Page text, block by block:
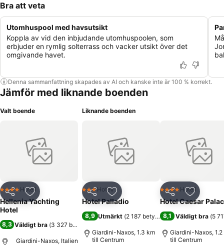
Bra att veta
Utomhuspool med havsutsikt
Koppla av vid den inbjudande utomhuspoolen, som
erbjuder en rymlig solterrass och vacker utsikt över det
omgivande havet.
Denna sammanfattning skapades av AI och kanske inte är 100 % korrekt.
Jämför med liknande boenden
Valt boende
Dela Lägg till i Mina Favoriter
4 StjärnorHotell
Hellenia Yachting
Hotel
8,3 Väldigt bra (3 327 betyg
Giardini-Naxos, Italien
Liknande boenden
Dela Lägg till i Mina Favoriter
3 Stjärnor
Hotell
Hotel Palladio
8,9 Utmärkt (2 187 betyg)
Giardini-Naxos, 1.3 km
till Centrum
Dela Lägg till
4 StjärnorHotell
Hotel Caesar
8,1 Väldigt bra (5
Giardini-Naxos, 1.2
till Centrum